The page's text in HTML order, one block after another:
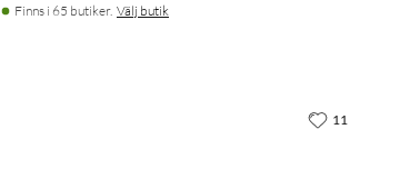
Finns i 65 butiker. Välj butik
11